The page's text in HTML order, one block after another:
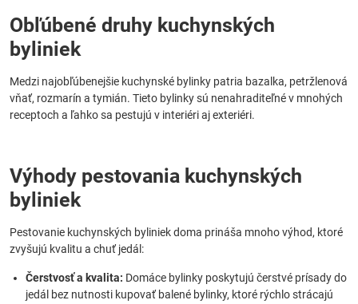
Obľúbené druhy kuchynských
byliniek
Medzi najobľúbenejšie kuchynské bylinky patria bazalka, petržlenová
vňať, rozmarín a tymián. Tieto bylinky sú nenahraditeľné v mnohých
receptoch a ľahko sa pestujú v interiéri aj exteriéri.
Výhody pestovania kuchynských
byliniek
Pestovanie kuchynských byliniek doma prináša mnoho výhod, ktoré
zvyšujú kvalitu a chuť jedál:
Čerstvosť a kvalita: Domáce bylinky poskytujú čerstvé prísady do
jedál bez nutnosti kupovať balené bylinky, ktoré rýchlo strácajú